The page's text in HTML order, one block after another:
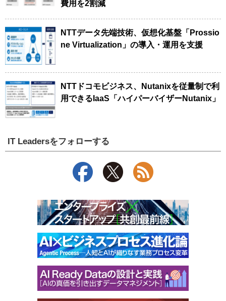
費用を2割減
NTTデータ先端技術、仮想化基盤「Prossio
ne Virtualization」の導入・運用を支援
NTTドコモビジネス、Nutanixを従量制で利
用できるIaaS「ハイパーバイザーNutanix」
IT Leadersをフォローする